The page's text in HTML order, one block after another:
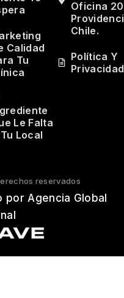
Calidad
Tu
Le Falta
Local
Oficina
Chile.
Política Y
Privacidad
reservados
por Agencia Global